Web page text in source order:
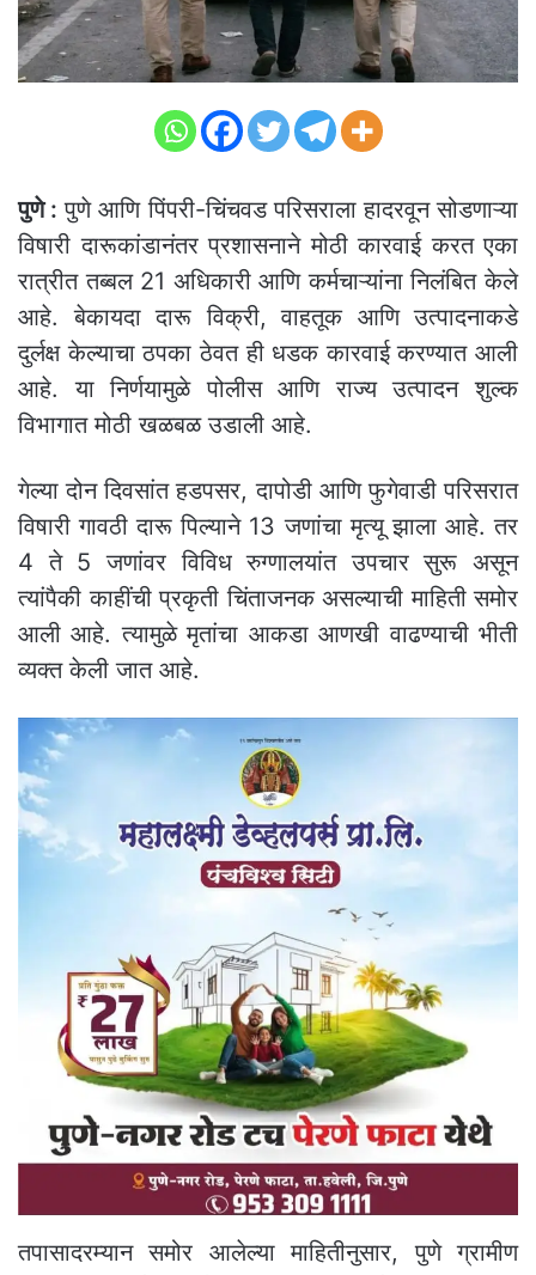
पुणे : पुणे आणि पिंपरी-चिंचवड परिसराला हादरवून सोडणाऱ्या
विषारी दारूकांडानंतर प्रशासनाने मोठी कारवाई करत एका
रात्रीत तब्बल 21 अधिकारी आणि कर्मचाऱ्यांना निलंबित केले
आहे. बेकायदा दारू विक्री, वाहतूक आणि उत्पादनाकडे
दुर्लक्ष केल्याचा ठपका ठेवत ही धडक कारवाई करण्यात आली
आहे. या निर्णयामुळे पोलीस आणि राज्य उत्पादन शुल्क
विभागात मोठी खळबळ उडाली आहे.
गेल्या दोन दिवसांत हडपसर, दापोडी आणि फुगेवाडी परिसरात
विषारी गावठी दारू पिल्याने 13 जणांचा मृत्यू झाला आहे. तर
4 ते 5 जणांवर विविध रुग्णालयांत उपचार सुरू असून
त्यांपैकी काहींची प्रकृती चिंताजनक असल्याची माहिती समोर
आली आहे. त्यामुळे मृतांचा आकडा आणखी वाढण्याची भीती
व्यक्त केली जात आहे.
तपासादरम्यान समोर आलेल्या माहितीनुसार, पुणे ग्रामीण